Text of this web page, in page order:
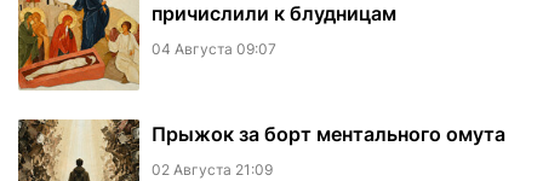
причислили к блудницам
04 Августа 09:07
​Прыжок за борт ментального омута
02 Августа 21:09